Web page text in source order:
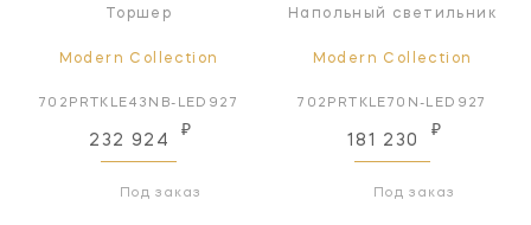
Торшер
Modern Collection
702PRTKLE43NB-LED927
232 924
₽
Под заказ
Напольный светильник
Modern Collection
702PRTKLE70N-LED927
181 230
₽
Под заказ